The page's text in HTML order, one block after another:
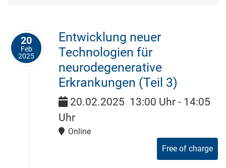
20
Feb
2025
Entwicklung neuer
Technologien für
neurodegenerative
Erkrankungen (Teil 3)
20.02.2025 13:00 Uhr - 14:05
Uhr
Online
Free of charge